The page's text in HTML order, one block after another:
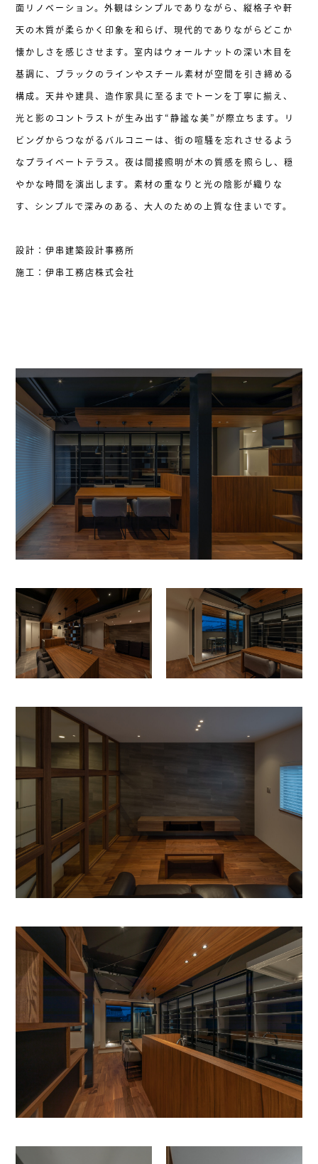
面リノベーション。外観はシンプルでありながら、縦格子や軒
天の木質が柔らかく印象を和らげ、現代的でありながらどこか
懐かしさを感じさせます。室内はウォールナットの深い木目を
基調に、ブラックのラインやスチール素材が空間を引き締める
構成。天井や建具、造作家具に至るまでトーンを丁寧に揃え、
光と影のコントラストが生み出す“静謐な美”が際立ちます。リ
ビングからつながるバルコニーは、街の喧騒を忘れさせるよう
なプライベートテラス。夜は間接照明が木の質感を照らし、穏
やかな時間を演出します。素材の重なりと光の陰影が織りな
す、シンプルで深みのある、大人のための上質な住まいです。
設計：伊串建築設計事務所
施工：伊串工務店株式会社